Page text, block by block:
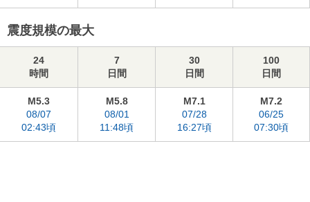
震度規模の最大
24
時間
7
日間
30
日間
100
日間
M5.3
08/07
02:43頃
M5.8
08/01
11:48頃
M7.1
07/28
16:27頃
M7.2
06/25
07:30頃